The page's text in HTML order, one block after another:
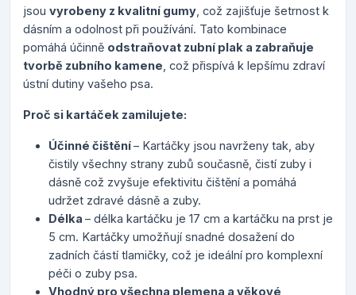
jsou vyrobeny z kvalitní gumy , což zajišťuje šetrnost k
dásním a odolnost při používání. Tato kombinace
pomáhá účinně odstraňovat zubní plak a zabraňuje
tvorbě zubního kamene , což přispívá k lepšímu zdraví
ústní dutiny vašeho psa​.
Proč si kartáček zamilujete:
Účinné čištění– Kartáčky jsou navrženy tak, aby
čistily všechny strany zubů současně, čistí zuby i
dásně což zvyšuje efektivitu čištění a pomáhá
udržet zdravé dásně a zuby.
Délka – délka kartáčku je 17 cm a kartáčku na prst je
5 cm. Kartáčky umožňují snadné dosažení do
zadních částí tlamičky, což je ideální pro komplexní
péči o zuby psa.
Vhodný pro všechna plemena a věkové